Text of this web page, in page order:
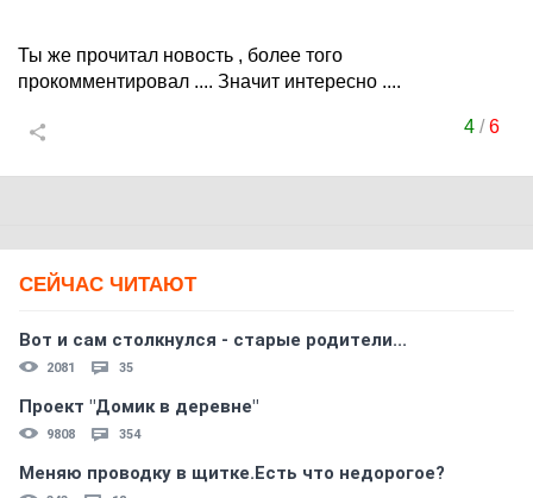
Ты же прочитал новость , более того
прокомментировал .... Значит интересно ....
4/6
СЕЙЧАС ЧИТАЮТ
Вот и сам столкнулся - старые родители...
2081 35
Проект "Домик в деревне"
9808 354
Меняю проводку в щитке.Есть что недорогое?